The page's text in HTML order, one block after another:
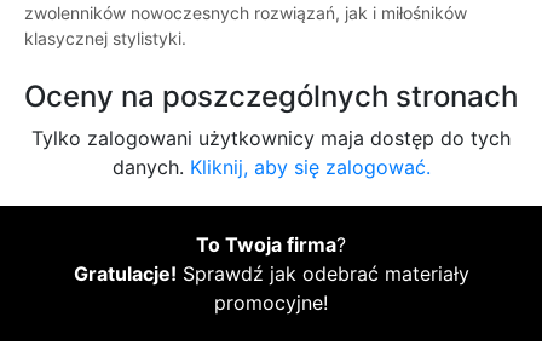
zwolenników nowoczesnych rozwiązań, jak i miłośników
klasycznej stylistyki.
Oceny na poszczególnych stronach
Tylko zalogowani użytkownicy maja dostęp do tych
danych. Kliknij, aby się zalogować.
To Twoja firma?
Gratulacje! Sprawdź jak odebrać materiały
promocyjne!